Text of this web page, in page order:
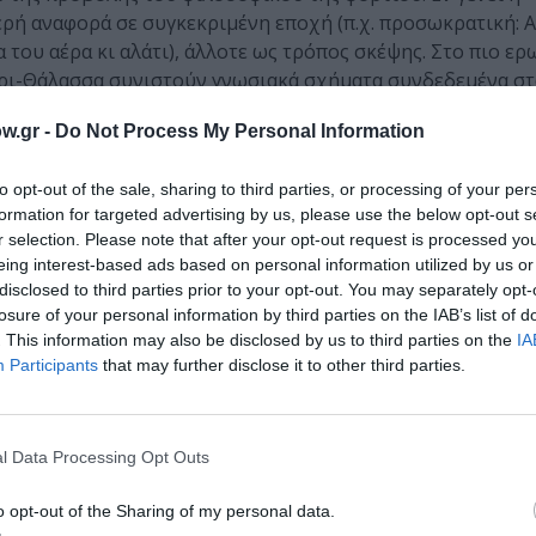
- Do Not Process My Personal Information
opt-out of the sale, sharing to third parties, or processing of your
for targeted advertising by us, please use the below opt-out
selection. Please note that after your opt-out request is processed
interest-based ads based on personal information utilized by us
to third parties prior to your opt-out. You may separately
of your personal information by third parties on the IAB’s list of
This information may also be disclosed by us to third parties on the
Participants that may further disclose it to other third parties.
Data Processing Opt Outs
opt-out of the Sharing of my personal data.
αναφορά σε συγκεκριμένη εποχή (π.χ. προσωκρατική:
αέρα κι αλάτι), άλλοτε ως τρόπος σκέψης. Στο πιο
Θάλασσα συνιστούν γνωσιακά σχήματα συνδεδεμένα
να ακούς το κύμα/ Από εκείνη τη θάλασσα που
και νοηματική, καθώς σε πολλά σημεία είναι φανερή η
κι οι ανάσες/Ρισκάρουν σε κάθε μας χάδι/ Μα εδώ
σχετικοποιείται μέσω και λόγω του Έρωτα
να σε τιμωρήσει/ Οι χαρακιές του γοητεύουν). Τέλος,
πάνω από τα φυσικά-βιωμένα (Κι αν αύριο όλα
ενδεικτικά της πολυεπίπεδης σκέψης του ποιητή.
για μια ποίηση που όχι μόνο υπόσχεται πολλά,
γλώσσα, κρύβει απροσδόκητες συνάψεις λέξεων και
η σκιά, κυκλοφορεί από τις εκδόσεις Γαβριηλίδης.
πρώτοι όλες τις ειδήσεις